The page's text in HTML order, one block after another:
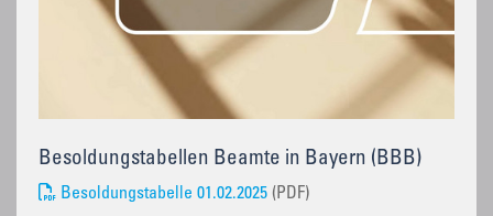
Besoldungstabellen Beamte in Bayern (BBB)
Besoldungstabelle 01.02.2025 (PDF)